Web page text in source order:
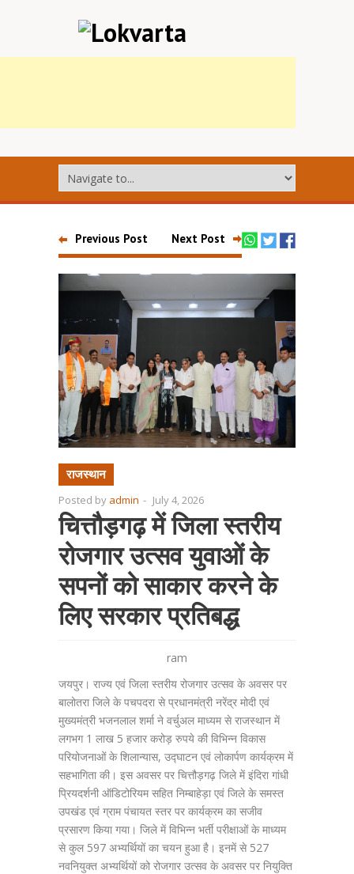
Previous Post Next Post
राजस्थान
Posted by admin - July 4, 2026
चित्तौड़गढ़ में जिला स्तरीय
रोजगार उत्सव युवाओं के
सपनों को साकार करने के
लिए सरकार प्रतिबद्ध
ram
जयपुर। राज्य एवं जिला स्तरीय रोजगार उत्सव के अवसर पर
बालोतरा जिले के पचपदरा से प्रधानमंत्री नरेंद्र मोदी एवं
मुख्यमंत्री भजनलाल शर्मा ने वर्चुअल माध्यम से राजस्थान में
लगभग 1 लाख 5 हजार करोड़ रुपये की विभिन्न विकास
परियोजनाओं के शिलान्यास, उद्घाटन एवं लोकार्पण कार्यक्रम में
सहभागिता की। इस अवसर पर चित्तौड़गढ़ जिले में इंदिरा गांधी
प्रियदर्शनी ऑडिटोरियम सहित निम्बाहेड़ा एवं जिले के समस्त
उपखंड एवं ग्राम पंचायत स्तर पर कार्यक्रम का सजीव
प्रसारण किया गया। जिले में विभिन्न भर्ती परीक्षाओं के माध्यम
से कुल 597 अभ्यर्थियों का चयन हुआ है। इनमें से 527
नवनियुक्त अभ्यर्थियों को रोजगार उत्सव के अवसर पर नियुक्ति